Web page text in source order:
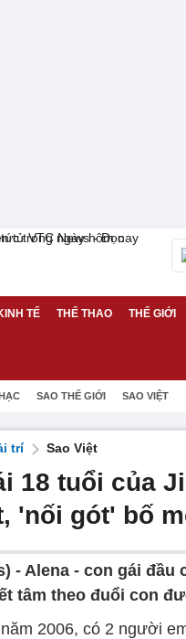
TẾ THỂ THAO THẾ GIỚI
SAO THẾ GIỚI SAO VIỆT
trí Sao Việt
18 tuổi của
'nối gót' bố
-Alena - con gái đầu
tâm theo đuổi con
2006, có 2 người